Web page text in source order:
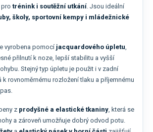
trénink i soutěžní utkání. Jsou ideální
školy, sportovní kempy i mládežnické
vyrobena pomocí jacquardového úpletu,
přilnutí k noze, lepší stabilitu a vyšší
Stejný typ úpletu je použit i v zadní
k rovnoměrnému rozložení tlaku a příjemnému
z prodyšné a elastické tkaniny, která se
a zároveň umožňuje dobrý odvod potu.